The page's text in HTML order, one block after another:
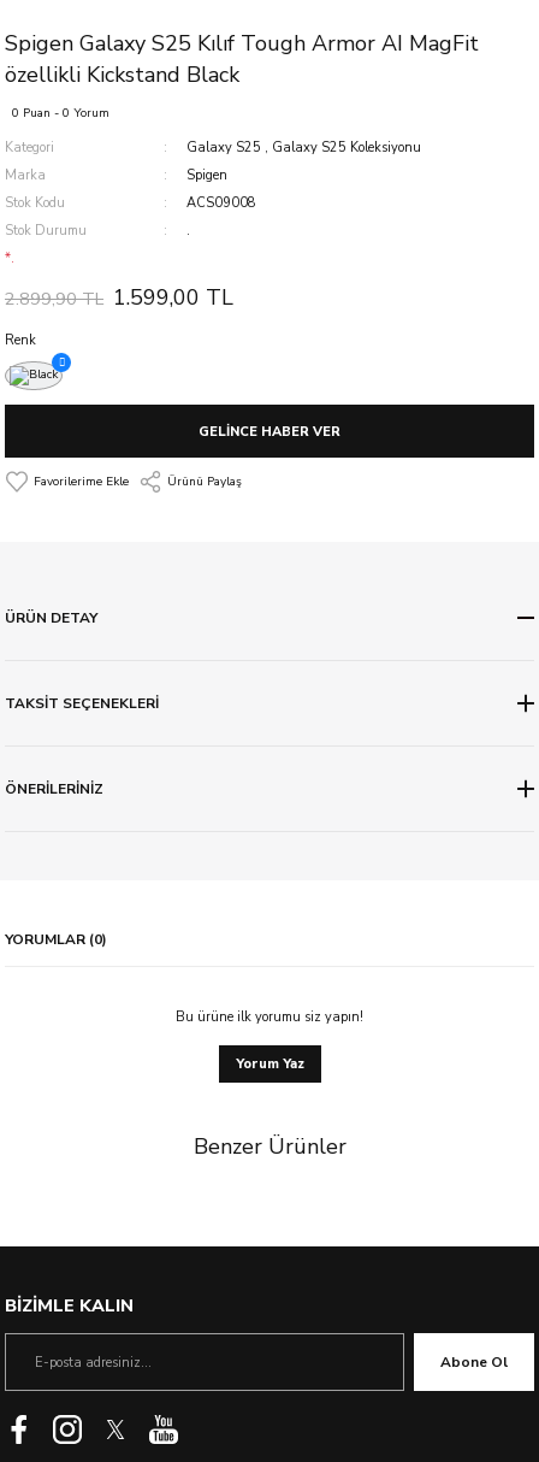
Spigen Galaxy S25 Kılıf Tough Armor AI MagFit
özellikli Kickstand Black
0 Puan - 0 Yorum
Kategori Galaxy S25 , Galaxy S25 Koleksiyonu
Marka
Spigen
Stok Kodu
ACS09008
Stok Durumu
.
*.
2.899,90 TL 1.599,00 TL
Renk
GELİNCE HABER VER
Ürünü Paylaş
ÜRÜN DETAY
TAKSİT SEÇENEKLERİ
ÖNERİLERİNİZ
YORUMLAR (0)
Bu ürüne ilk yorumu siz yapın!
Yorum Yaz
Benzer Ürünler
BİZİMLE KALIN
Abone Ol